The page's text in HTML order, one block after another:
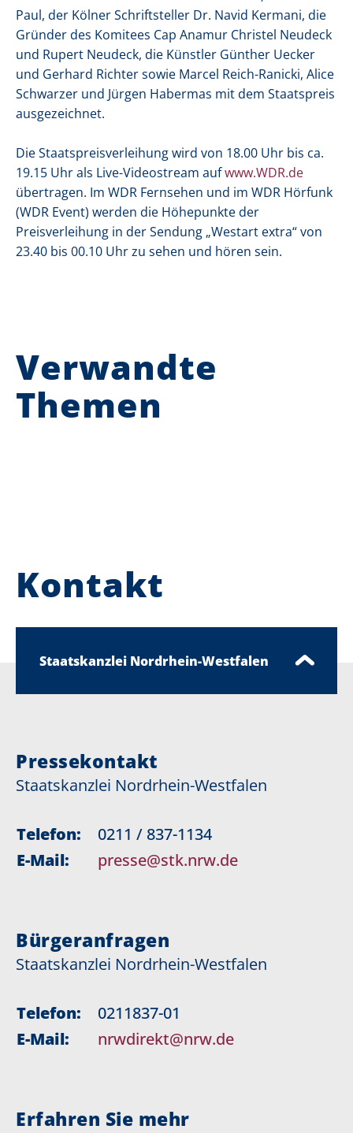
Paul, der Kölner Schriftsteller Dr. Navid Kermani, die
Gründer des Komitees Cap Anamur Christel Neudeck
und Rupert Neudeck, die Künstler Günther Uecker
und Gerhard Richter sowie Marcel Reich-Ranicki, Alice
Schwarzer und Jürgen Habermas mit dem Staatspreis
ausgezeichnet.
Die Staatspreisverleihung wird von 18.00 Uhr bis ca.
19.15 Uhr als Live-Videostream aufwww.WDR.de
übertragen. Im WDR Fernsehen und im WDR Hörfunk
(WDR Event) werden die Höhepunkte der
Preisverleihung in der Sendung „Westart extra“ von
23.40 bis 00.10 Uhr zu sehen und hören sein.
Verwandte
Themen
Kontakt
Staatskanzlei Nordrhein-Westfalen
Pressekontakt
Staatskanzlei Nordrhein-Westfalen
Telefon:
0211 / 837-1134
E-Mail:
presse@stk.nrw.de
Bürgeranfragen
Staatskanzlei Nordrhein-Westfalen
Telefon:
0211837-01
E-Mail:
nrwdirekt@nrw.de
Erfahren Sie mehr